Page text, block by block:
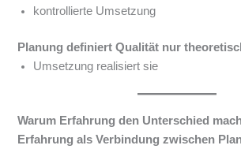
kontrollierte Umsetzung
Planung definiert Qualität nur
Umsetzung realisiert sie
Warum Erfahrung den Unterschied
Erfahrung als Verbindung zwischen